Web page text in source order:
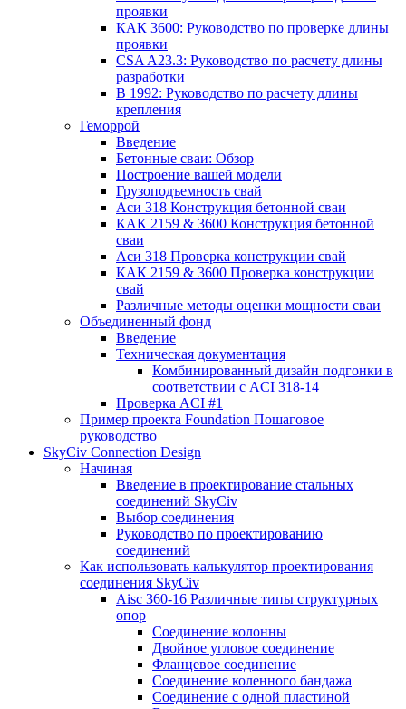
проявки
КАК 3600: Руководство по проверке длины
проявки
CSA A23.3: Руководство по расчету длины
разработки
В 1992: Руководство по расчету длины
крепления
Геморрой
Введение
Бетонные сваи: Обзор
Построение вашей модели
Грузоподъемность свай
Аси 318 Конструкция бетонной сваи
КАК 2159 & 3600 Конструкция бетонной
сваи
Аси 318 Проверка конструкции свай
КАК 2159 & 3600 Проверка конструкции
свай
Различные методы оценки мощности сваи
Объединенный фонд
Введение
Техническая документация
Комбинированный дизайн подгонки в
соответствии с ACI 318-14
Проверка ACI #1
Пример проекта Foundation Пошаговое
руководство
SkyCiv Connection Design
Начиная
Введение в проектирование стальных
соединений SkyCiv
Выбор соединения
Руководство по проектированию
соединений
Как использовать калькулятор проектирования
соединения SkyCiv
Aisc 360-16 Различные типы структурных
опор
Соединение колонны
Двойное угловое соединение
Фланцевое соединение
Соединение коленного бандажа
Соединение с одной пластиной